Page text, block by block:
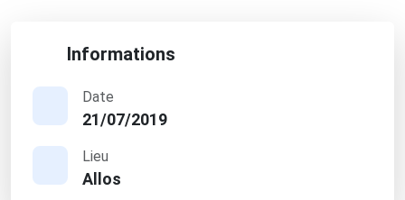
Informations
Date
21/07/2019
Lieu
Allos